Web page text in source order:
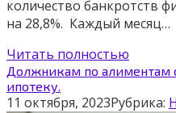
количество банкротств
на 28,8%. Каждый месяц…
Читать полностью
Должникам по алиментам
ипотеку.
11 октября, 2023Рубрика: